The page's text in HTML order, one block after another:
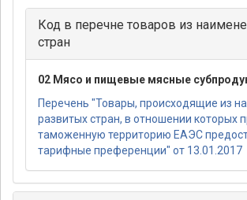
Код в перечне товаров из
стран
02 Мясо и пищевые мясные
Перечень "Товары, происходящие из
развитых стран, в отношении которых
таможенную территорию ЕАЭС
тарифные преференции" от 13.01.2017